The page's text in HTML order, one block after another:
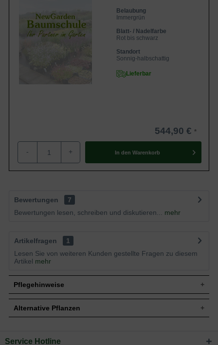
Belaubung
Immergrün
Blatt- / Nadelfarbe
Rot bis schwarz
Standort
Sonnig-halbschattig
Lieferbar
544,90 €
- + In den Warenkorb
Bewertungen
7
Bewertungen lesen, schreiben und diskutieren...
mehr
Artikelfragen
1
Lesen Sie von weiteren Kunden gestellte Fragen zu diesem
Artikel mehr
Pflegehinweise
Pflanz- und Pflegetipps Loropetalum chinense
Alternative Pflanzen
Sie suchen eine Alternative?
Service Hotline